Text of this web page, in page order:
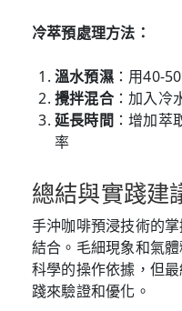
冷萃預處理方法：
溫水預濕：用40-
攪拌混合：加入冷
延長時間 ：增加
率
總結與實踐建
手沖咖啡預浸技術的
結合。毛細現象和氣
科學的操作依據，但
踐來驗證和優化。